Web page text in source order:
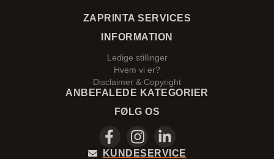
ZAPRINTA SERVICES
INFORMATION
Ledige stillinger
Hvem vi er?
Disclaimer & Copyright
ANBEFALEDE KATEGORIER
FØLG OS
KUNDESERVICE